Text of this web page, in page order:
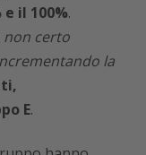
il 100%.
non certo
la
E.